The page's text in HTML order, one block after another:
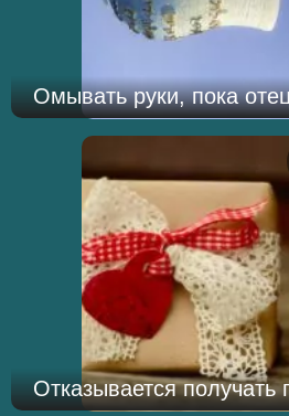
Омывать руки, пока
Отказывается получать